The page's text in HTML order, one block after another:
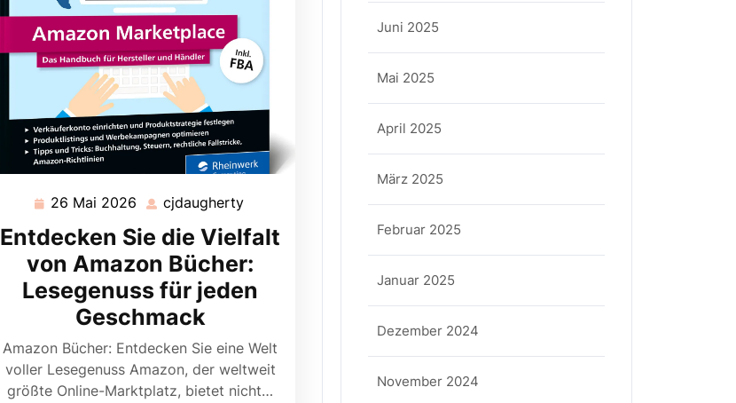
26 Mai 2026 26
Mai
2026
cjdaugherty
Entdecken Sie die Vielfalt
von Amazon Bücher:
Lesegenuss für jeden
Geschmack
Amazon Bücher: Entdecken Sie eine Welt
voller Lesegenuss Amazon, der weltweit
größte Online-Marktplatz, bietet nicht…
Juni 2025
Mai 2025
April 2025
März 2025
Februar 2025
Januar 2025
Dezember 2024
November 2024